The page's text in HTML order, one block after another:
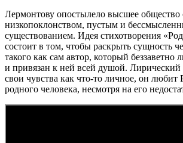
Лермонтову опостылело высшее общество
низкопоклонством, пустым и
существованием. Идея стихотворения
состоит в том, чтобы раскрыть сущность
такого как сам автор, который
и привязан к ней всей душой. Лирический
свои чувства как что-то личное, он любит
родного человека, несмотря на его